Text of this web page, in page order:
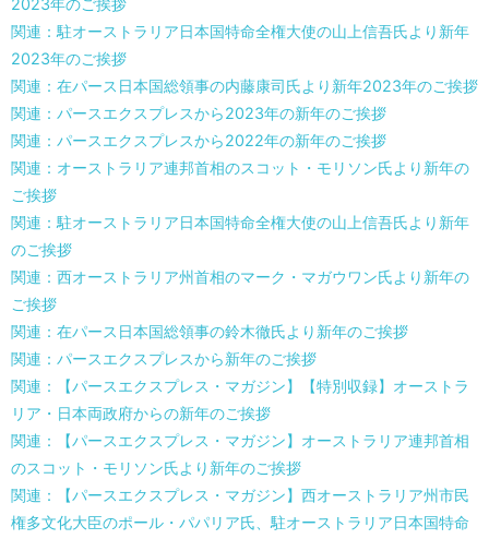
2023年のご挨拶
関連：駐オーストラリア日本国特命全権大使の山上信吾氏より新年
2023年のご挨拶
関連：在パース日本国総領事の内藤康司氏より新年2023年のご挨拶
関連：パースエクスプレスから2023年の新年のご挨拶
関連：パースエクスプレスから2022年の新年のご挨拶
関連：オーストラリア連邦首相のスコット・モリソン氏より新年の
ご挨拶
関連：駐オーストラリア日本国特命全権大使の山上信吾氏より新年
のご挨拶
関連：西オーストラリア州首相のマーク・マガウワン氏より新年の
ご挨拶
関連：在パース日本国総領事の鈴木徹氏より新年のご挨拶
関連：パースエクスプレスから新年のご挨拶
関連：【パースエクスプレス・マガジン】【特別収録】オーストラ
リア・日本両政府からの新年のご挨拶
関連：【パースエクスプレス・マガジン】オーストラリア連邦首相
のスコット・モリソン氏より新年のご挨拶
関連：【パースエクスプレス・マガジン】西オーストラリア州市民
権多文化大臣のポール・パパリア氏、駐オーストラリア日本国特命